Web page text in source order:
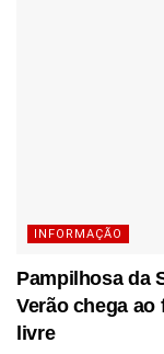
INFORMAÇÃO
Pampilhosa da
Verão chega ao
livre